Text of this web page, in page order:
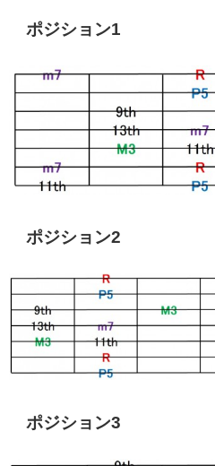
ポジション1
ポジション2
ポジション3